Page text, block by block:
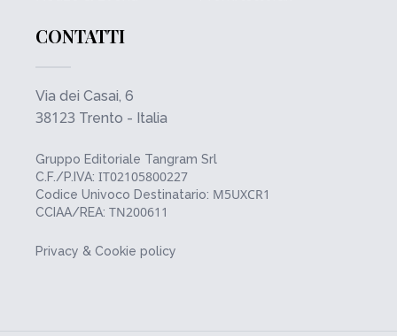
CONTATTI
Via dei Casai, 6
38123 Trento - Italia
Gruppo Editoriale Tangram Srl
C.F./P.IVA: IT02105800227
Codice Univoco Destinatario: M5UXCR1
CCIAA/REA: TN200611
Privacy & Cookie policy